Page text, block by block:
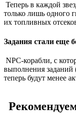
Теперь в каждой
только лишь одного
их топливных
Задания стали еще
NPC-корабли, с
выполнения заданий
теперь будут менее